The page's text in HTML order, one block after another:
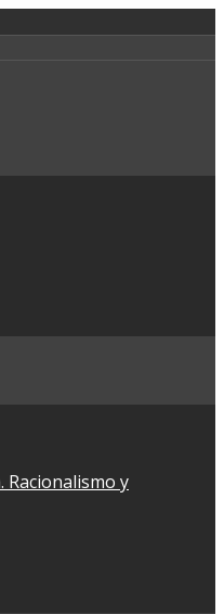
Racionalismo y